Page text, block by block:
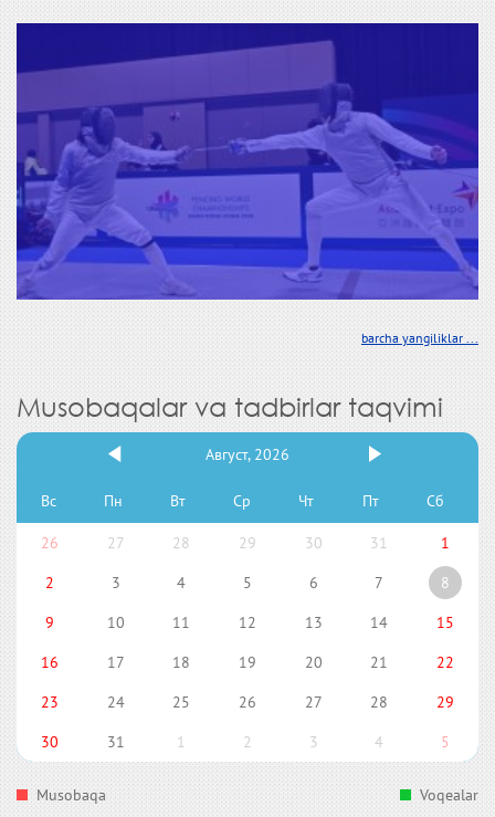
barcha yangiliklar ...
Musobaqalar va tadbirlar taqvimi
Август, 2026
Вс Пн Вт Ср Чт Пт Сб
26 27 28 29 30 31
1
2
3 4 5 6 7
8
9
10 11 12 13 14
15
16
17 18 19 20 21
22
23
24 25 26 27 28
29
30
31 1 2 3 4 5
Musobaqa Voqealar